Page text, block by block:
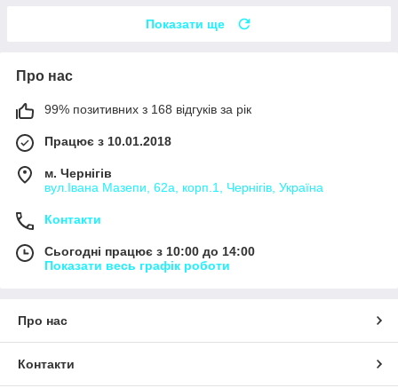
Показати ще
Про нас
99% позитивних з 168 відгуків за рік
Працює з 10.01.2018
м. Чернігів
вул.Івана Мазепи, 62а, корп.1, Чернігів, Україна
Контакти
Сьогодні працює з 10:00 до 14:00
Показати весь графік роботи
Про нас
Контакти